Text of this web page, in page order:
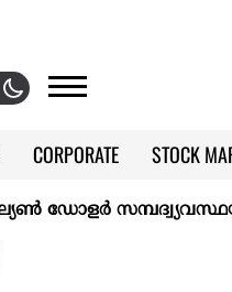
CORPORATE
STOCK
ഡോളര്‍